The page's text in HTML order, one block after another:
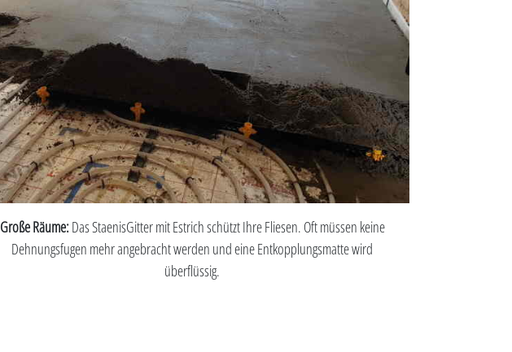
Große Räume:Das StaenisGitter mit Estrich schützt Ihre Fliesen. Oft müssen keine
Dehnungsfugen mehr angebracht werden und eine Entkopplungsmatte wird
überflüssig.